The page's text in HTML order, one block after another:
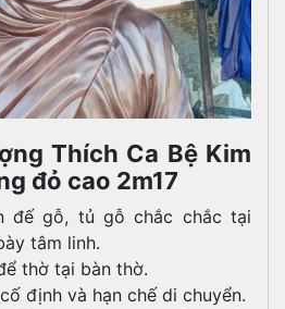
Thích Ca Bệ Kim
đỏ cao 2m17
đế gỗ, tủ gỗ chắc chắc tại
tâm linh.
thờ tại bàn thờ.
định và hạn chế di chuyển.